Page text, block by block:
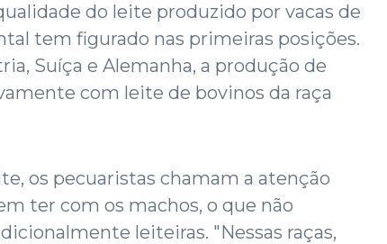
do leite produzido por vacas de
tem figurado nas primeiras posições.
Suíça e Alemanha, a produção de
com leite de bovinos da raça
os pecuaristas chamam a atenção
ter com os machos, o que não
leiteiras. "Nessas raças,